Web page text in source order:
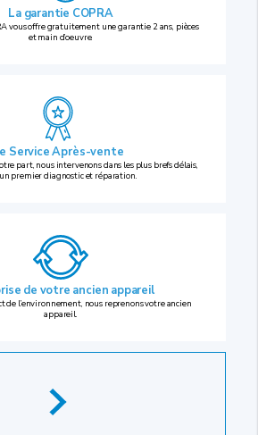
La garantie COPRA
vous offre gratuitement une garantie 2 ans, pièces
et main d’oeuvre.
Service Après-vente
part, nous intervenons dans les plus brefs délais,
premier diagnostic et réparation.
de votre ancien appareil
de l’environnement, nous reprenons votre ancien
appareil.